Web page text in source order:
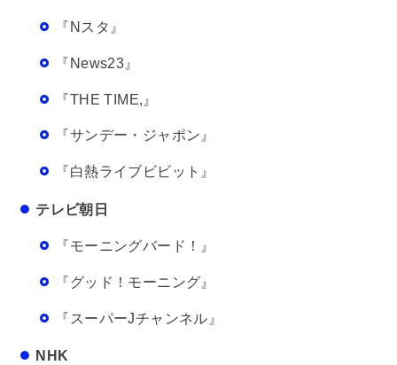
『Nスタ』
『News23』
『THE TIME,』
『サンデー・ジャポン』
『白熱ライブビビット』
テレビ朝日
『モーニングバード！』
『グッド！モーニング』
『スーパーJチャンネル』
NHK